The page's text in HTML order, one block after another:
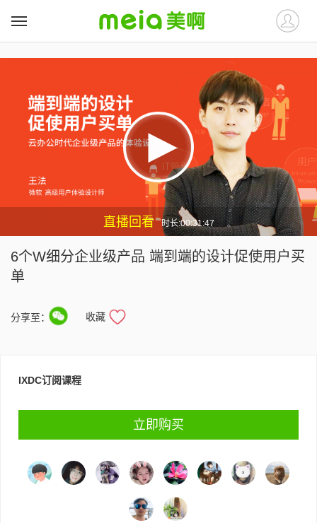
直播回看 时长:00:31:47
6个W细分企业级产品 端到端的设计促使用户买
单
分享至： 收藏
IXDC订阅课程
立即购买